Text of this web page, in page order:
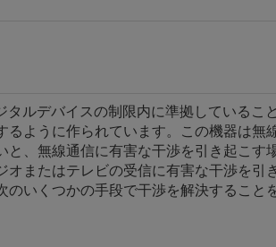
ルデバイスの制限内に準拠しているこ
ように作られています。この機器は無
、無線通信に有害な干渉を引き起こす
またはテレビの受信に有害な干渉を引
いくつかの手段で干渉を解決すること